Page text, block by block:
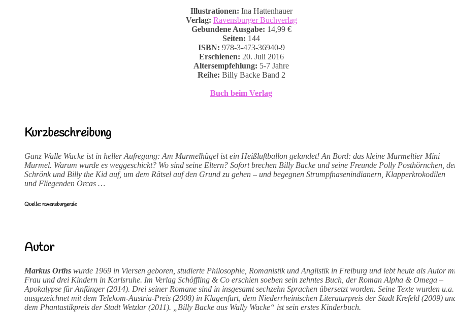
Illustrationen: Ina Hattenhauer
Verlag: Ravensburger Buchverlag
Gebundene Ausgabe: 14,99 €
Seiten: 144
ISBN: 978-3-473-36940-9
Erschienen: 20. Juli 2016
Altersempfehlung: 5-7 Jahre
Reihe: Billy Backe Band 2
Buch beim Verlag
Kurzbeschreibung
Ganz Walle Wacke ist in heller Aufregung: Am Murmelhügel ist ein Heißluftballon gelandet! An Bord: das kleine Murmeltier Mini
Murmel. Warum wurde es weggeschickt? Wo sind seine Eltern? Sofort brechen Billy Backe und seine Freunde Polly Posthörnchen,
Schrönk und Billy the Kid auf, um dem Rätsel auf den Grund zu gehen – und begegnen Strumpfnasenindianern, Klapperkrokodilen
und Fliegenden Orcas …
Quelle: ravensburger.de
Autor
Markus Orths wurde 1969 in Viersen geboren, studierte Philosophie, Romanistik und Anglistik in Freiburg und lebt heute als Autor
Frau und drei Kindern in Karlsruhe. Im Verlag Schöffling & Co erschien soeben sein zehntes Buch, der Roman Alpha & Omega –
Apokalypse für Anfänger (2014). Drei seiner Romane sind in insgesamt sechzehn Sprachen übersetzt worden. Seine Texte wurden u.a.
ausgezeichnet mit dem Telekom-Austria-Preis (2008) in Klagenfurt, dem Niederrheinischen Literaturpreis der Stadt Krefeld (2009)
dem Phantastikpreis der Stadt Wetzlar (2011). „Billy Backe aus Wally Wacke“ ist sein erstes Kinderbuch.